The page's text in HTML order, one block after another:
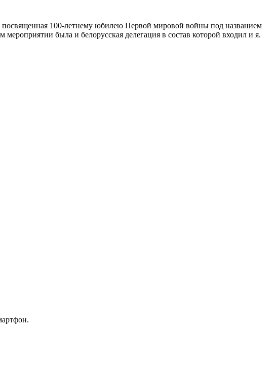
100-летнему юбилею Первой мировой войны под названием
была и белорусская делегация в состав которой входил и я.